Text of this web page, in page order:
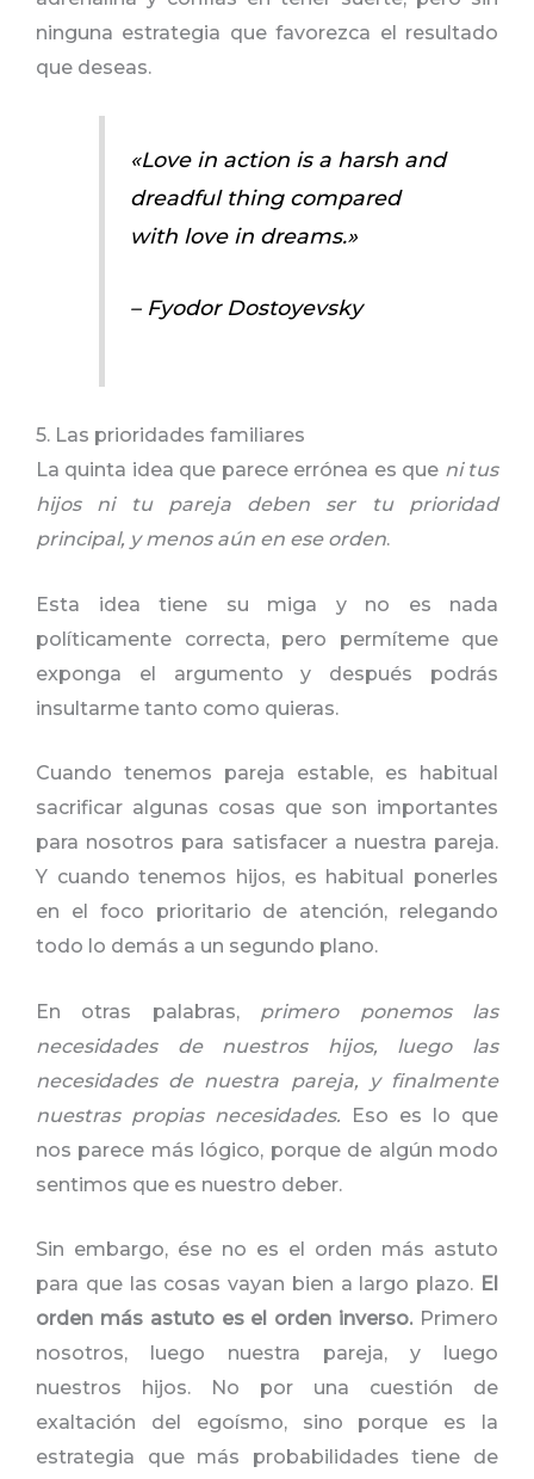
ninguna estrategia que favorezca el resultado
que deseas.
«Love in action is a harsh and
dreadful thing compared
with love in dreams.»
– Fyodor Dostoyevsky
5. Las prioridades familiares
La quinta idea que parece errónea es que ni tus
hijos ni tu pareja deben ser tu prioridad
principal, y menos aún en ese orden.
Esta idea tiene su miga y no es nada
políticamente correcta, pero permíteme que
exponga el argumento y después podrás
insultarme tanto como quieras.
Cuando tenemos pareja estable, es habitual
sacrificar algunas cosas que son importantes
para nosotros para satisfacer a nuestra pareja.
Y cuando tenemos hijos, es habitual ponerles
en el foco prioritario de atención, relegando
todo lo demás a un segundo plano.
En otras palabras, primero ponemos las
necesidades de nuestros hijos, luego las
necesidades de nuestra pareja, y finalmente
nuestras propias necesidades. Eso es lo que
nos parece más lógico, porque de algún modo
sentimos que es nuestro deber.
Sin embargo, ése no es el orden más astuto
para que las cosas vayan bien a largo plazo. El
orden más astuto es el orden inverso. Primero
nosotros, luego nuestra pareja, y luego
nuestros hijos. No por una cuestión de
exaltación del egoísmo, sino porque es la
estrategia que más probabilidades tiene de